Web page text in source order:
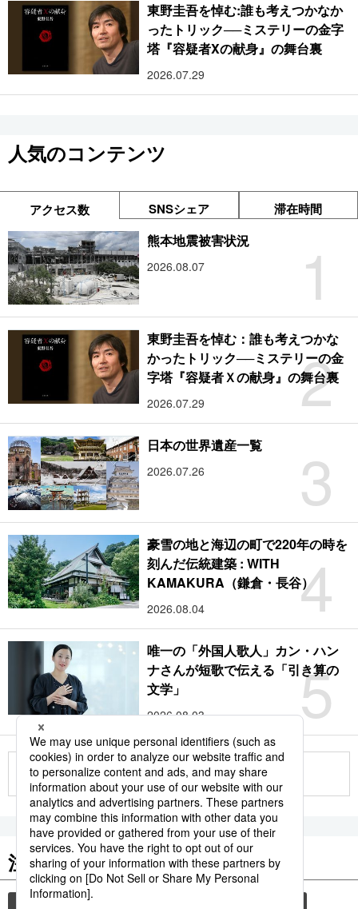
東野圭吾を悼む:誰も考えつかなか
ったトリック──ミステリーの金字
塔『容疑者Xの献身』の舞台裏
2026.07.29
人気のコンテンツ
アクセス数 SNSシェア 滞在時間
1
熊本地震被害状況
2026.08.07
2
東野圭吾を悼む：誰も考えつかな
かったトリック──ミステリーの金
字塔『容疑者Ｘの献身』の舞台裏
2026.07.29
3
日本の世界遺産一覧
2026.07.26
4
豪雪の地と海辺の町で220年の時を
刻んだ伝統建築 : WITH
KAMAKURA（鎌倉・長谷）
2026.08.04
5
唯一の「外国人歌人」カン・ハン
ナさんが短歌で伝える「引き算の
文学」
2026.08.03
もっと見る
注目のキーワード
共同通信ニュース